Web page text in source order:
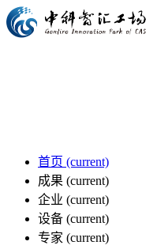
首页 (current)
成果 (current)
企业 (current)
设备 (current)
专家 (current)